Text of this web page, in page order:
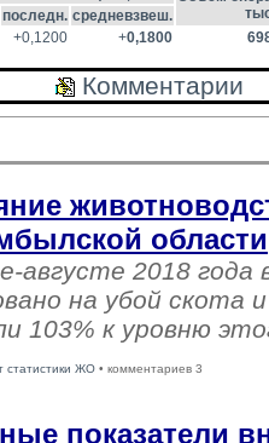
последн. средневзвеш.
+0,1200 +0,1800
Комментарии
области
августе 2018 года
на убой скота
103% к уровню
статистики ЖО • комментариев 3
показатели